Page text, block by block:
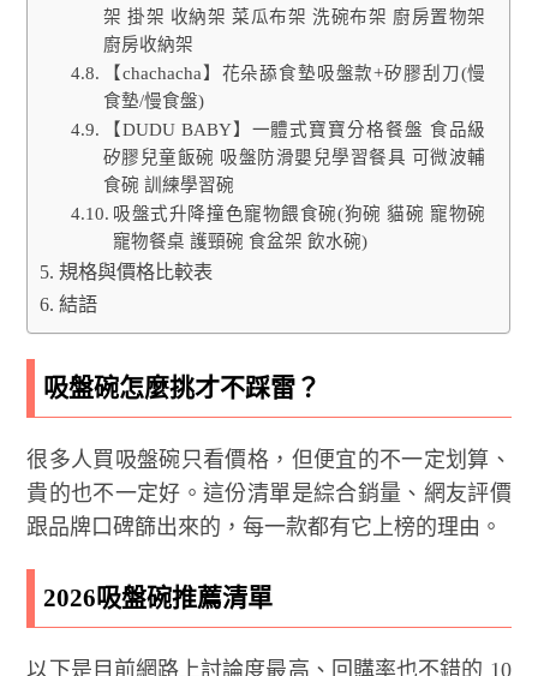
架 掛架 收納架 菜瓜布架 洗碗布架 廚房置物架
廚房收納架
【chachacha】花朵舔食墊吸盤款+矽膠刮刀(慢
食墊/慢食盤)
【DUDU BABY】一體式寶寶分格餐盤 食品級
矽膠兒童飯碗 吸盤防滑嬰兒學習餐具 可微波輔
食碗 訓練學習碗
吸盤式升降撞色寵物餵食碗(狗碗 貓碗 寵物碗
寵物餐桌 護頸碗 食盆架 飲水碗)
規格與價格比較表
結語
吸盤碗怎麼挑才不踩雷？
很多人買吸盤碗只看價格，但便宜的不一定划算、
貴的也不一定好。這份清單是綜合銷量、網友評價
跟品牌口碑篩出來的，每一款都有它上榜的理由。
2026吸盤碗推薦清單
以下是目前網路上討論度最高、回購率也不錯的 10